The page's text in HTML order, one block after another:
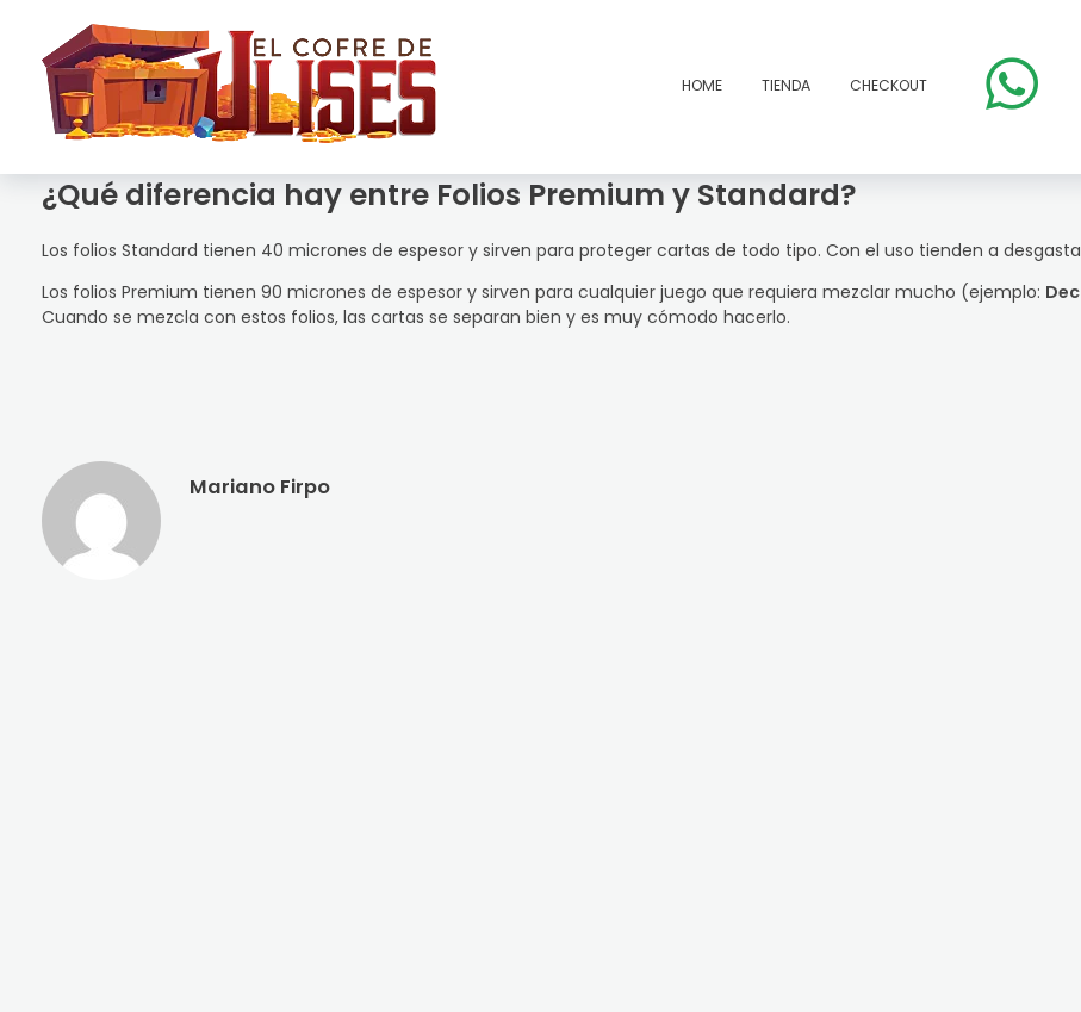
HOME TIENDA CHECKOUT
¿Qué diferencia hay entre Folios Premium y Standard?
Los folios Standard tienen 40 micrones de espesor y sirven para proteger cartas de todo tipo. Con el uso tienden a
Los folios Premium tienen 90 micrones de espesor y sirven para cualquier juego que requiera mezclar mucho (ejemplo:
Cuando se mezcla con estos folios, las cartas se separan bien y es muy cómodo hacerlo.
Mariano Firpo